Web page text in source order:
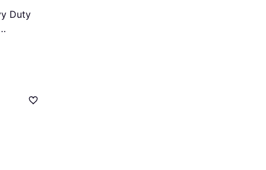
Duty